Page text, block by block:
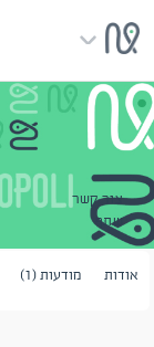
צור קשר
שתף
אודות מודעות (1)